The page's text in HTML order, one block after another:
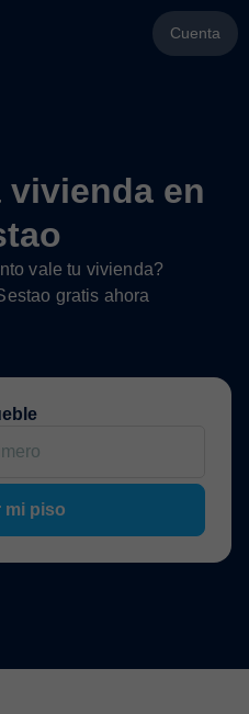
Cuenta
vivienda en
vale tu vivienda?
gratis ahora
mi piso